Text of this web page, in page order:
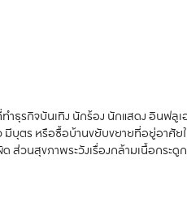
ำธุรกิจบันเทิง นักร้อง นักแสดง อินฟลูเ
มีบุตร หรือซื้อบ้านขยับขยายที่อยู่อาศั
ด ส่วนสุขภาพระวังเรื่องกล้ามเนื้อกระดู